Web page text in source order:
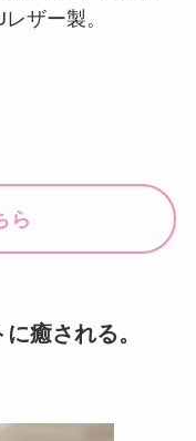
ザー製。
ら
癒される。